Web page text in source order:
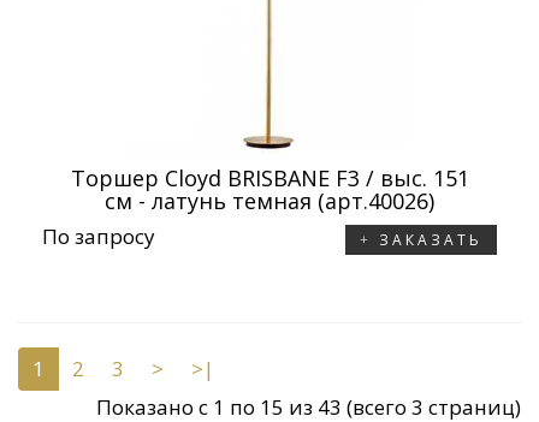
Торшер Cloyd BRISBANE F3 / выс. 151
см - латунь темная (арт.40026)
По запросу ЗАКАЗАТЬ
1 2 3 >
>|
Показано с 1 по 15 из 43 (всего 3 страниц)